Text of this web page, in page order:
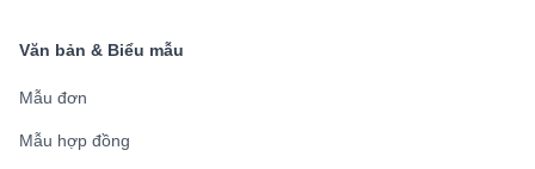
Văn bản & Biểu mẫu
Mẫu đơn
Mẫu hợp đồng